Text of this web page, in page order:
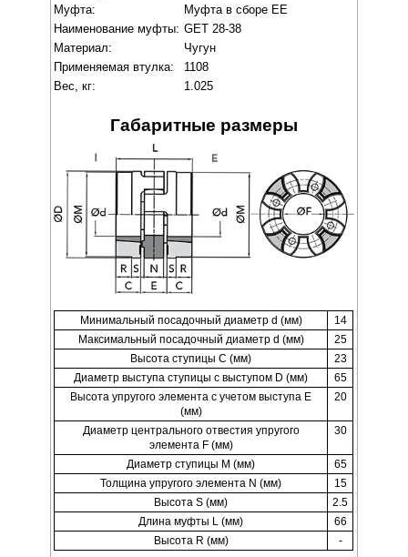
Муфта:
Муфта в сборе EE
Наименование муфты: GET 28-38
Материал:
Чугун
Применяемая втулка:
1108
Вес, кг:
1.025
Габаритные размеры
Минимальный посадочный диаметр d (мм)
14
Максимальный посадочный диаметр d (мм)
25
Высота ступицы C (мм)
23
Диаметр выступа ступицы с выступом D (мм)
65
Высота упругого элемента с учетом выступа E
(мм)
20
Диаметр центрального отвестия упругого
элемента F (мм)
30
Диаметр ступицы M (мм)
65
Толщина упругого элемента N (мм)
15
Высота S (мм)
2.5
Длина муфты L (мм)
66
Высота R (мм)
-